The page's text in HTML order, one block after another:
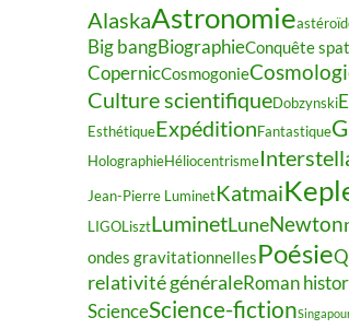
AlaskaAstronomie
Big bangBiographieConquête
CopernicCosmogonie
Culture scientifiqueDobzynski
EsthétiqueExpéditionFantastique
HolographieHéliocentrisme
Jean-Pierre LuminetKatmai
LIGOLisztLuminetLuneNewton
ondes gravitationnellesPoésie
relativité généraleRoman
ScienceScience-fiction